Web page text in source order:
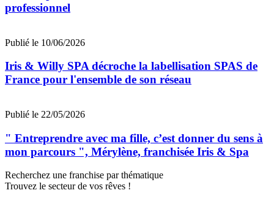
professionnel
Publié le 10/06/2026
Iris & Willy SPA décroche la labellisation SPAS de
France pour l'ensemble de son réseau
Publié le 22/05/2026
" Entreprendre avec ma fille, c’est donner du sens à
mon parcours ", Mérylène, franchisée Iris & Spa
Recherchez une franchise par thématique
Trouvez le secteur de vos rêves !